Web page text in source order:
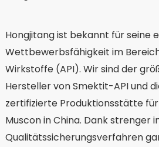
Hongjitang ist bekannt für seine
Wettbewerbsfähigkeit im
Wirkstoffe (API). Wir sind der
Hersteller von Smektit-API und
zertifizierte Produktionsstätte
Muscon in China. Dank strenger
Qualitätssicherungsverfahren